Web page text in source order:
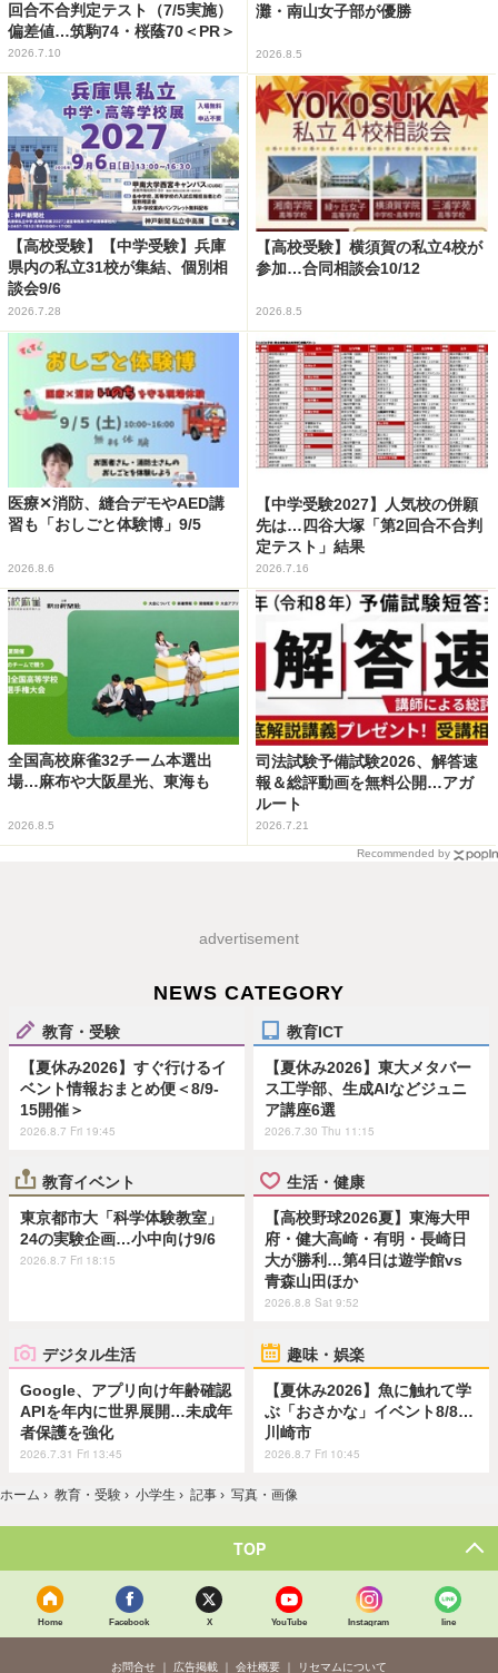
回合不合判定テスト（7/5実施）
偏差値…筑駒74・桜蔭70＜PR＞
2026.7.10
灘・南山女子部が優勝
2026.8.5
【高校受験】【中学受験】兵庫
県内の私立31校が集結、個別相
談会9/6
2026.7.28
【高校受験】横須賀の私立4校が
参加…合同相談会10/12
2026.8.5
医療✕消防、縫合デモやAED講
習も「おしごと体験博」9/5
2026.8.6
【中学受験2027】人気校の併願
先は…四谷大塚「第2回合不合判
定テスト」結果
2026.7.16
全国高校麻雀32チーム本選出
場…麻布や大阪星光、東海も
2026.8.5
司法試験予備試験2026、解答速
報＆総評動画を無料公開…アガ
ルート
2026.7.21
Recommended by
advertisement
NEWS CATEGORY
教育・受験
【夏休み2026】すぐ行けるイ
ベント情報おまとめ便＜8/9-
15開催＞
2026.8.7 Fri 19:45
教育ICT
【夏休み2026】東大メタバー
ス工学部、生成AIなどジュニ
ア講座6選
2026.7.30 Thu 11:15
教育イベント
東京都市大「科学体験教室」
24の実験企画…小中向け9/6
2026.8.7 Fri 18:15
生活・健康
【高校野球2026夏】東海大甲
府・健大高崎・有明・長崎日
大が勝利…第4日は遊学館vs
青森山田ほか
2026.8.8 Sat 9:52
デジタル生活
Google、アプリ向け年齢確認
APIを年内に世界展開…未成年
者保護を強化
2026.7.31 Fri 13:45
趣味・娯楽
【夏休み2026】魚に触れて学
ぶ「おさかな」イベント8/8…
川崎市
2026.8.7 Fri 10:45
ホーム › 教育・受験 › 小学生 › 記事 › 写真・画像
TOP
Home Facebook X YouTube Instagram line
お問合せ 広告掲載 会社概要 リセマムについて